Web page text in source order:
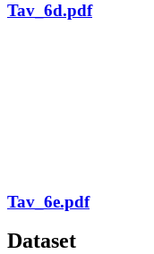
Tav_6d.pdf
Tav_6e.pdf
Dataset